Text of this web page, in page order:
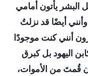
البشر يأتون أمامي
أيضًا قد نزلتُ
أنني كنت موجودًا
اليهود بل كبرق
قُمتَ من الأموات،